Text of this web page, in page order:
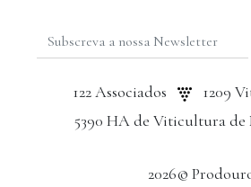
2026©
122 Associados
1209
5390 HA de Viticultura de